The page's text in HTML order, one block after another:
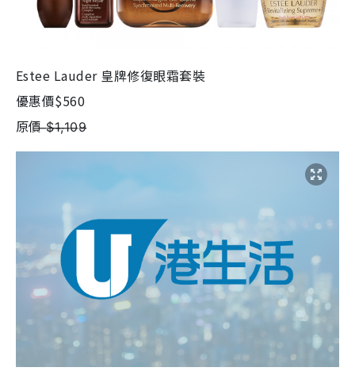
Estee Lauder 皇牌修復眼霜套裝
優惠價$560
原價 ̶$̶1̶,̶1̶0̶9̶